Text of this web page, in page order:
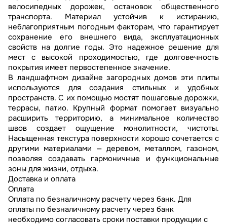
велосипедных дорожек, остановок общественного
транспорта. Материал устойчив к истиранию,
неблагоприятным погодным факторам, что гарантирует
сохранение его внешнего вида, эксплуатационных
свойств на долгие годы. Это надежное решение для
мест с высокой проходимостью, где долговечность
покрытия имеет первостепенное значение.
В ландшафтном дизайне загородных домов эти плиты
используются для создания стильных и удобных
пространств. С их помощью мостят пошаговые дорожки,
террасы, патио. Крупный формат помогает визуально
расширить территорию, а минимальное количество
швов создает ощущение монолитности, чистоты.
Насыщенная текстура поверхности хорошо сочетается с
другими материалами — деревом, металлом, газоном,
позволяя создавать гармоничные и функциональные
зоны для жизни, отдыха.
Доставка и оплата
Оплата
Оплата по безналичному расчету через банк. Для
оплаты по безналичному расчету через банк
необходимо согласовать сроки поставки продукции с